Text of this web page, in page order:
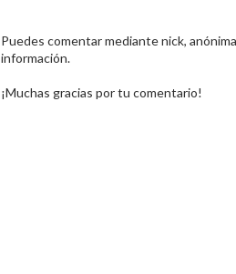
Puedes comentar mediante nick,
información.
¡Muchas gracias por tu comentario!